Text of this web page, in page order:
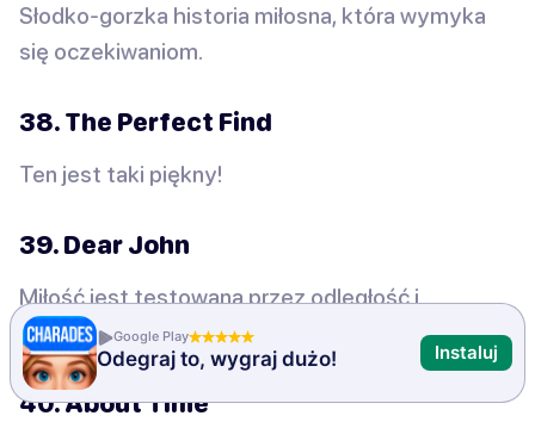
Słodko-gorzka historia miłosna, która wymyka
się oczekiwaniom.
38. The Perfect Find
Ten jest taki piękny!
39. Dear John
Miłość jest testowana przez odległość i
obowiązek.
40. About Time
Google Play
Odegraj to, wygraj dużo! Instaluj